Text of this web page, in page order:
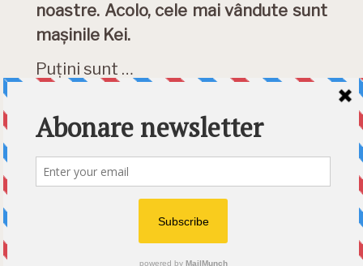
noastre. Acolo, cele mai vândute sunt
mașinile Kei.
Puțini sunt …
Category:News Etichete: kei ,masini japoneze
kei,Top vanzari